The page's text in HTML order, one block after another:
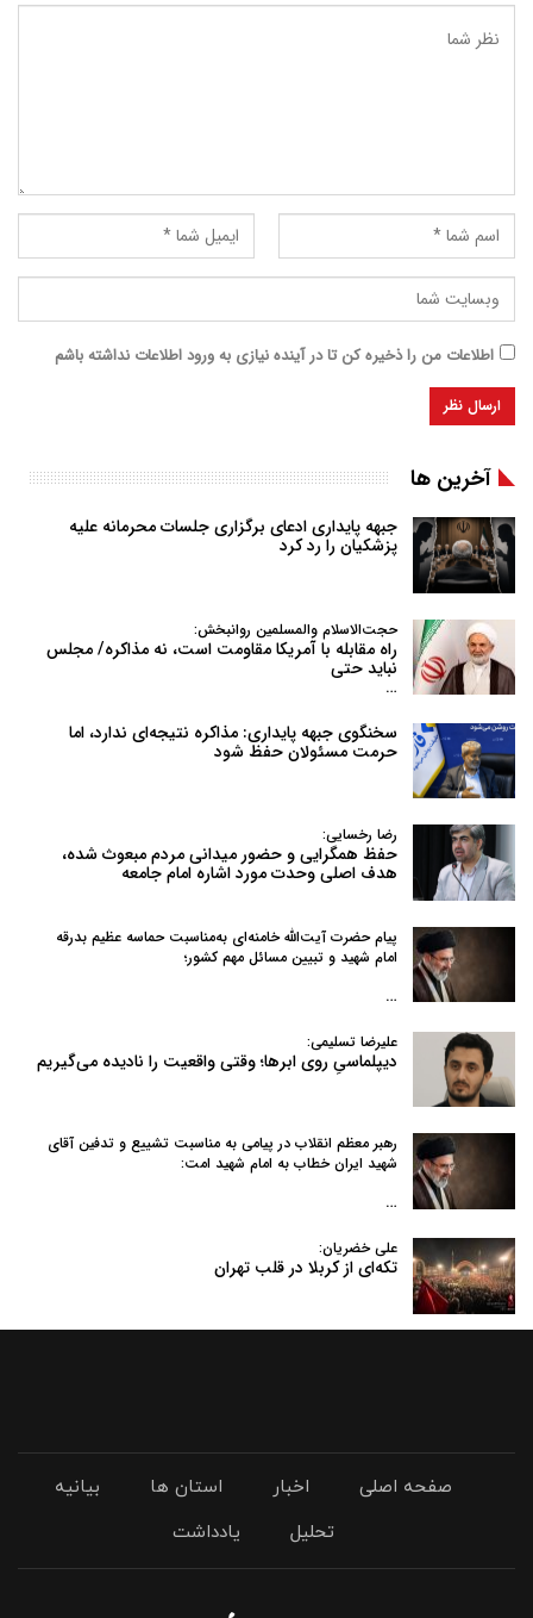
اطلاعات من را ذخیره کن تا در آینده نیازی به ورود اطلاعات نداشته باشم
آخرین ها
جبهه پایداری ادعای برگزاری جلسات محرمانه علیه
پزشکیان را رد کرد
حجت‌الاسلام والمسلمین روانبخش:
راه مقابله با آمریکا مقاومت است، نه مذاکره/ مجلس
نباید حتی
…
سخنگوی جبهه پایداری: مذاکره نتیجه‌ای ندارد، اما
حرمت مسئولان حفظ شود
رضا رخسایی:
حفظ همگرایی و حضور میدانی مردم مبعوث شده،
هدف اصلی وحدت مورد اشاره امام جامعه
پیام حضرت آیت‌الله خامنه‌ای به‌مناسبت حماسه عظیم بدرقه
امام شهید و تبیین مسائل مهم کشور؛
…
علیرضا تسلیمی:
دیپلماسیِ روی ابرها؛ وقتی واقعیت را نادیده می‌گیریم
رهبر معظم انقلاب در پیامی به‌ مناسبت تشییع و تدفین آقای
شهید ایران خطاب به امام شهید امت:
…
علی خضریان:
تکه‌ای از کربلا در قلب تهران
صفحه اصلی اخبار استان ها
بیانیه
تحلیل
یادداشت